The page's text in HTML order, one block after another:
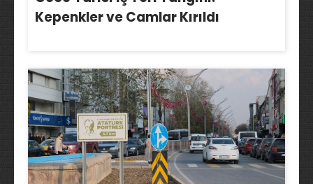
Kepenkler ve Camlar Kırıldı